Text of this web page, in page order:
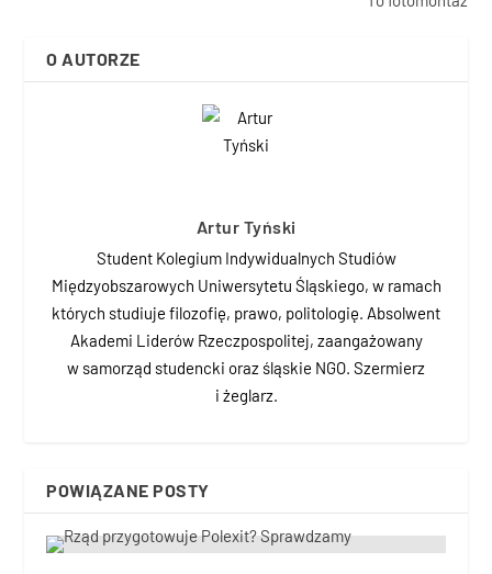
O AUTORZE
Artur Tyński
Student Kolegium Indywidualnych Studiów
Międzyobszarowych Uniwersytetu Śląskiego, w ramach
których studiuje filozofię, prawo, politologię. Absolwent
Akademi Liderów Rzeczpospolitej, zaangażowany
w samorząd studencki oraz śląskie NGO. Szermierz
i żeglarz.
POWIĄZANE POSTY